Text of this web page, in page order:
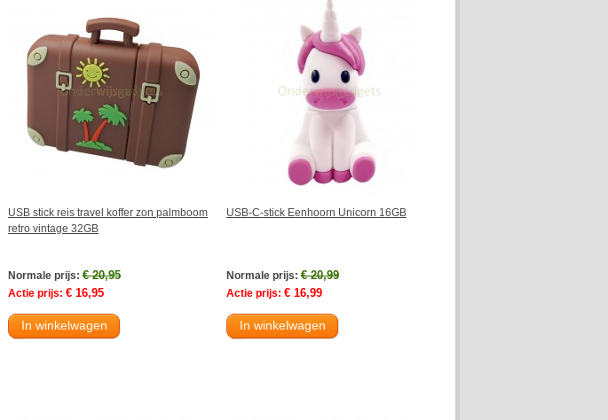
USB stick reis travel koffer zon palmboom
retro vintage 32GB
Normale prijs: € 20,95
Actie prijs: € 16,95
In winkelwagen
USB-C-stick Eenhoorn Unicorn 16GB
Normale prijs: € 20,99
Actie prijs: € 16,99
In winkelwagen